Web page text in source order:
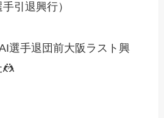
引退興行）
選手退団前大阪ラスト興
🤼